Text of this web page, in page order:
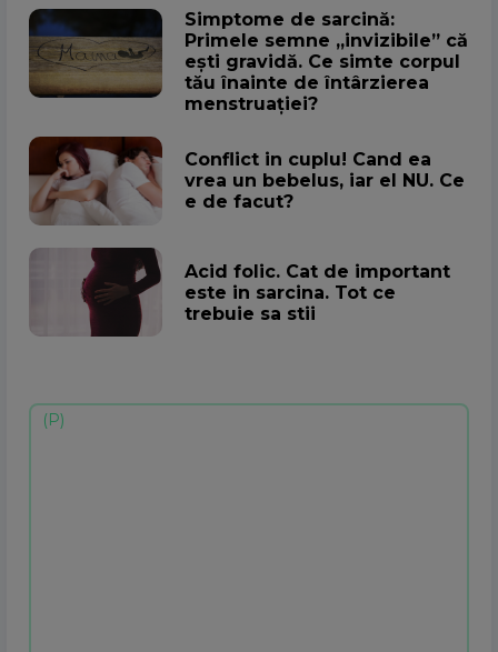
Simptome de sarcină:
Primele semne „invizibile” că
ești gravidă. Ce simte corpul
tău înainte de întârzierea
menstruației?
Conflict in cuplu! Cand ea
vrea un bebelus, iar el NU. Ce
e de facut?
Acid folic. Cat de important
este in sarcina. Tot ce
trebuie sa stii